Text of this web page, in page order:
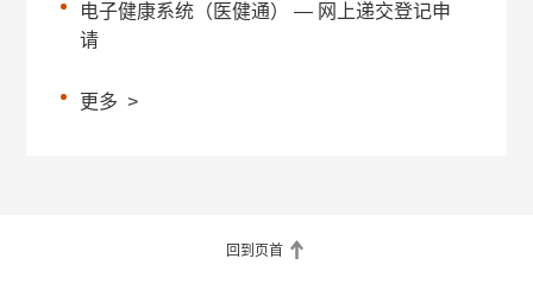
电子健康系统（医健通） — 网上递交登记申
请
更多 >
回到页首